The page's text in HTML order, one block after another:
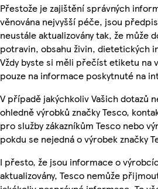
Přestože je zajištění správných
věnována nejvyšší péče, jsou
neustále aktualizovány tak, že může
potravin, obsahu živin, dietetických
Vždy byste si měli přečíst etiketu na
pouze na informace poskytnuté na
V případě jakýchkoliv Vašich dotazů
ohledně výrobků značky Tesco,
pro služby zákazníkům Tesco nebo
pokdu se nejedná o výrobek značky
I přesto, že jsou informace o
aktualizovány, Tesco nemůže